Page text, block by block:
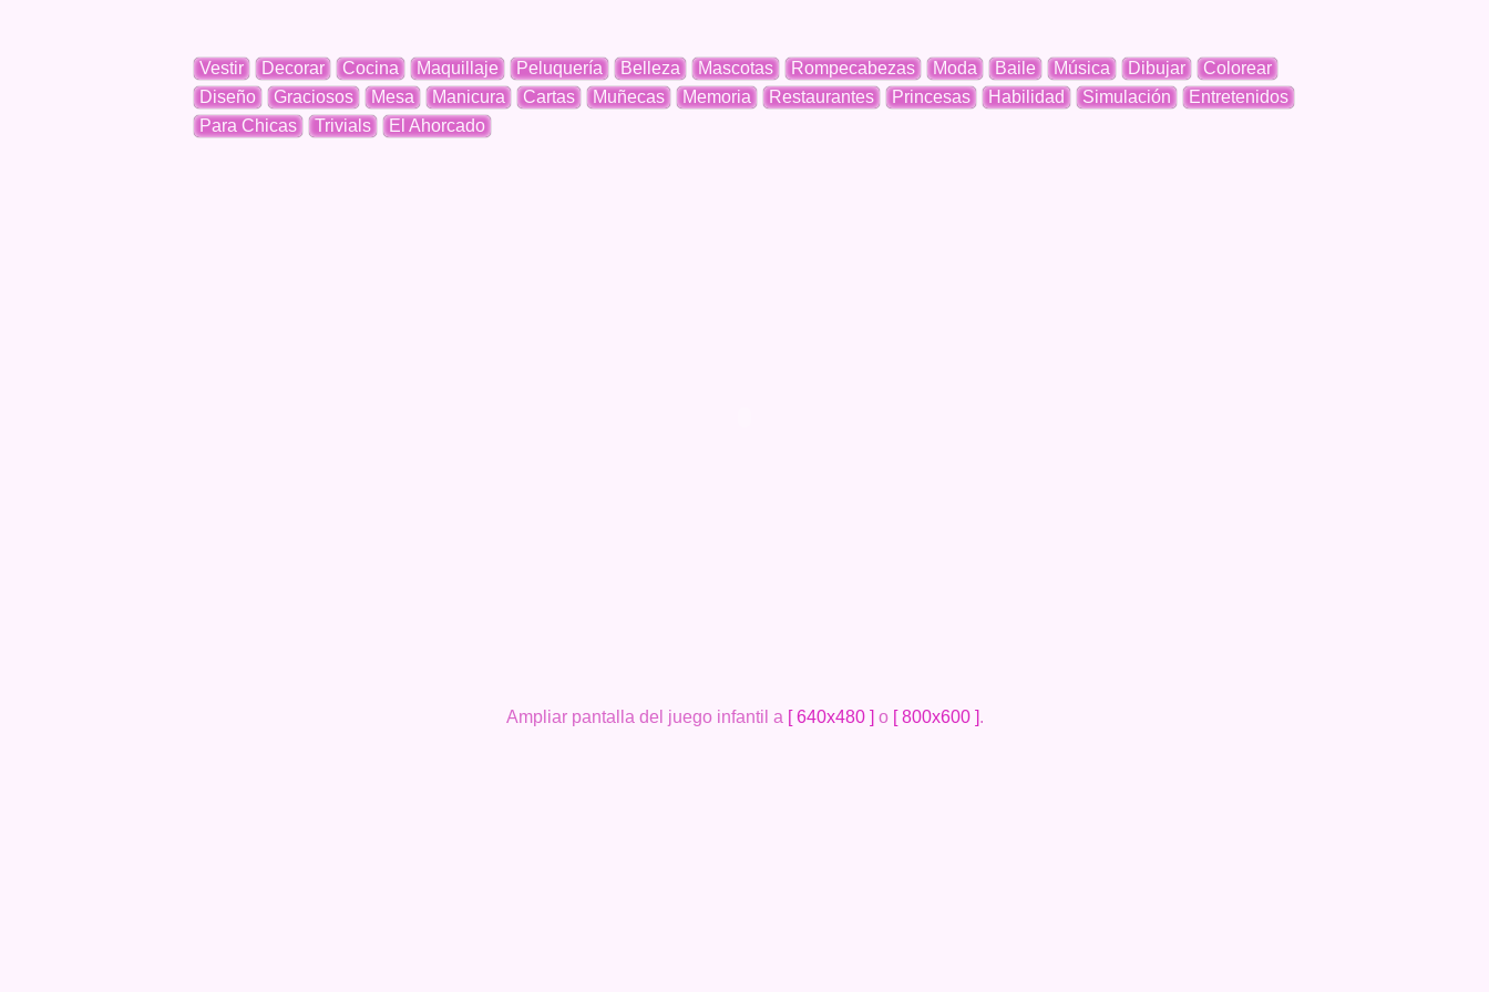
Vestir Decorar Cocina Maquillaje Peluquería Belleza Mascotas Rompecabezas Moda Baile Música Dibujar
Colorear
Diseño
Graciosos Mesa Manicura Cartas Muñecas Memoria Restaurantes Princesas Habilidad Simulación
Entretenidos
Para Chicas
Trivials El Ahorcado
Ampliar pantalla del juego infantil a [ 640x480 ] o [ 800x600 ].